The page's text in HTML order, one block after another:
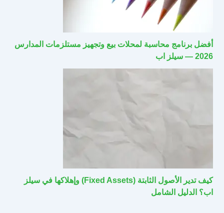
أفضل برنامج محاسبة لمحلات بيع وتجهيز مستلزمات المدارس
2026 — سيلز اب
كيف تدير الأصول الثابتة (Fixed Assets) وإهلاكها في سيلز
اب؟ الدليل الشامل